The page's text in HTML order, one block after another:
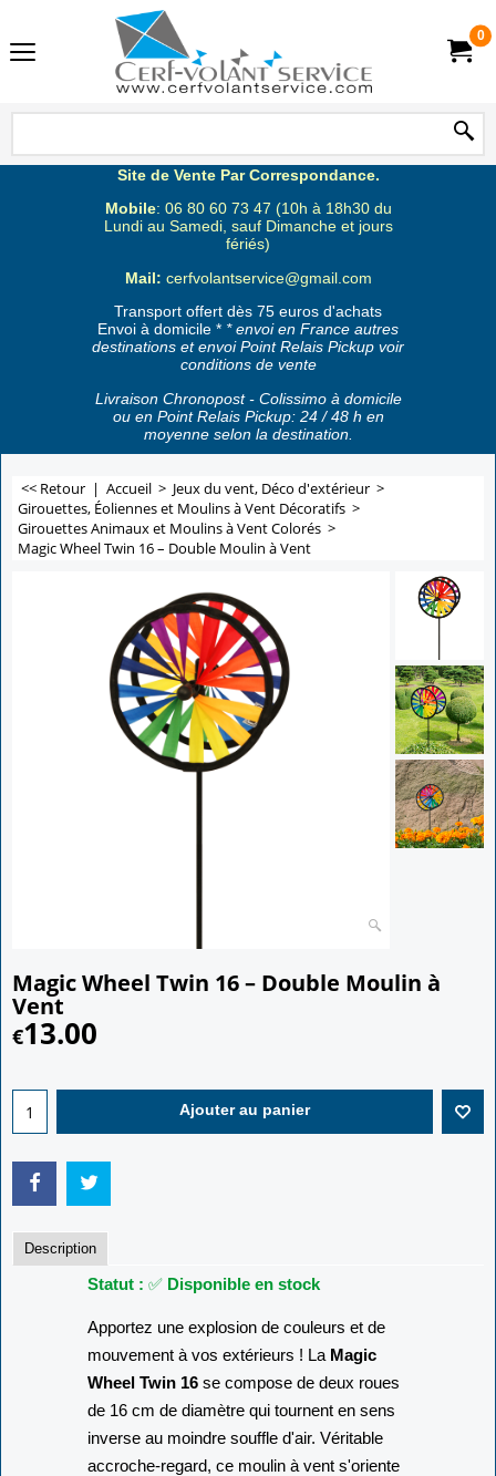
0
Site de Vente Par Correspondance.
Mobile: 06 80 60 73 47 (10h à 18h30 du
Lundi au Samedi, sauf Dimanche et jours
fériés)
Mail: cerfvolantservice@gmail.com
Transport offert dès 75 euros d'achats
Envoi à domicile * * envoi en France autres
destinations et envoi Point Relais Pickup voir
conditions de vente
Livraison Chronopost - Colissimo à domicile
ou en Point Relais Pickup: 24 / 48 h en
moyenne selon la destination.
<< Retour | Accueil > Jeux du vent, Déco d'extérieur >
Girouettes, Éoliennes et Moulins à Vent Décoratifs >
Girouettes Animaux et Moulins à Vent Colorés >
Magic Wheel Twin 16 – Double Moulin à Vent
Magic Wheel Twin 16 – Double Moulin à
Vent
€13.00
Ajouter au panier
Description
Statut : ✅ Disponible en stock
Apportez une explosion de couleurs et de
mouvement à vos extérieurs ! La Magic
Wheel Twin 16 se compose de deux roues
de 16 cm de diamètre qui tournent en sens
inverse au moindre souffle d'air. Véritable
accroche-regard, ce moulin à vent s'oriente